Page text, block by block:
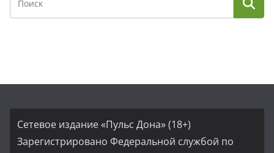
Сетевое издание «Пульс Дона» (18+)
Зарегистрировано Федеральной службой по